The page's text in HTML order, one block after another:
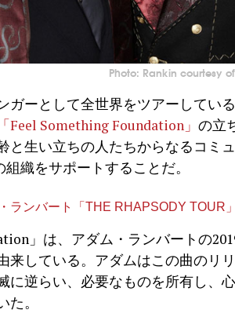
Photo: Rankin courtesy
ガーとして全世界をツアーしてい
「Feel Something Foundation」 の立
と生い立ちの人たちからなるコミ
織をサポートすることだ。
ランバート「THE RHAPSODY TOUR
」は、アダム・ランバートの
来している。アダムはこの曲のリ
に逆らい、必要なものを所有し、
。